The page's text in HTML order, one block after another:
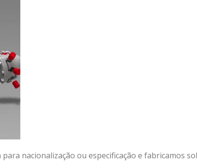
nacionalização ou especificação e fabricamos